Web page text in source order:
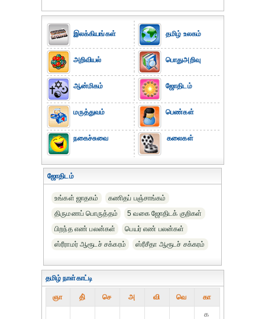
இலக்கியங்கள்
அறிவியல்
ஆன்மிகம்
மருத்துவம்
நகைச்சுவை
தமிழ் உலகம்
பொதுஅறிவு
ஜோதிடம்
பெண்கள்
கலைகள்
ஜோதிடம்
உங்கள் ஜாதகம்
கணிதப் பஞ்சாங்கம்
திருமணப் பொருத்தம்
5 வகை ஜோதிடக் குறிகள்
பிறந்த எண் பலன்கள்
பெயர் எண் பலன்கள்
ஸ்ரீராமர் ஆரூடச் சக்கரம்
ஸ்ரீசீதா ஆரூடச் சக்கரம்
தமிழ் நாள்காட்டி
ஞா தி் செ அ வி வெ கா
௧